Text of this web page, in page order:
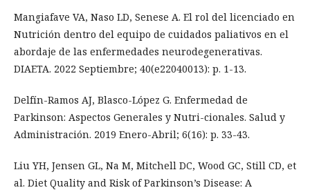
Mangiafave VA, Naso LD, Senese A. El rol del licenciado en
Nutrición dentro del equipo de cuidados paliativos en el
abordaje de las enfermedades neurodegenerativas.
DIAETA. 2022 Septiembre; 40(e22040013): p. 1-13.
Delfín-Ramos AJ, Blasco-López G. Enfermedad de
Parkinson: Aspectos Generales y Nutri-cionales. Salud y
Administración. 2019 Enero-Abril; 6(16): p. 33-43.
Liu YH, Jensen GL, Na M, Mitchell DC, Wood GC, Still CD, et
al. Diet Quality and Risk of Parkinson’s Disease: A